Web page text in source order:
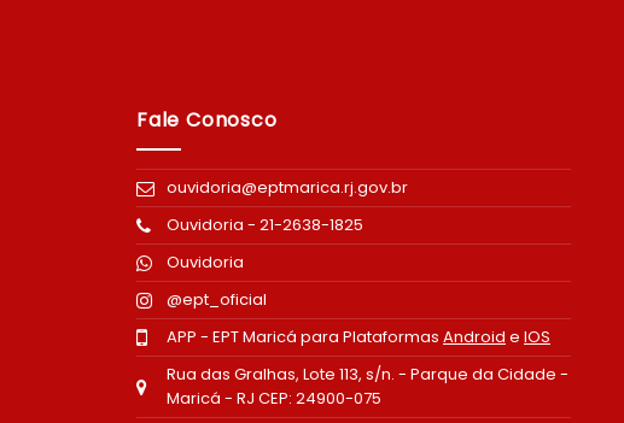
Fale Conosco
ouvidoria@eptmarica.rj.gov.br
Ouvidoria - 21-2638-1825
Ouvidoria
@ept_oficial
APP - EPT Maricá para Plataformas Android e IOS
Rua das Gralhas, Lote 113, s/n. - Parque da Cidade -
Maricá - RJ CEP: 24900-075